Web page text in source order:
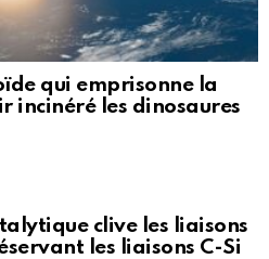
qui emprisonne la
incinéré les dinosaures
clive les liaisons
les liaisons C-Si